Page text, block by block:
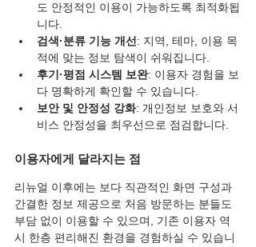
도 안정적인 이용이 가능하도록 최적화됩
니다.
검색·분류 기능 개선 : 지역, 테마, 이용 목
적에 맞는 정보 탐색이 쉬워집니다.
후기·평점 시스템 보완: 이용자 경험을 보
다 명확하게 확인할 수 있습니다.
보안 및 안정성 강화: 개인정보 보호와 서
비스 안정성을 최우선으로 점검합니다.
이용자에게 달라지는 점
리뉴얼 이후에는 보다 직관적인 화면 구성과
간결한 정보 제공으로 처음 방문하는 분들도
부담 없이 이용할 수 있으며, 기존 이용자 역
시 한층 편리해진 환경을 경험하실 수 있습니